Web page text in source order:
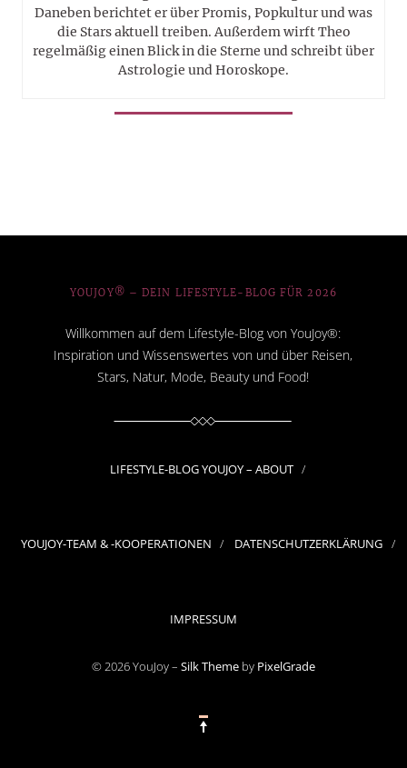
Daneben berichtet er über Promis, Popkultur und was
die Stars aktuell treiben. Außerdem wirft Theo
regelmäßig einen Blick in die Sterne und schreibt über
Astrologie und Horoskope.
YOUJOY® – DEIN LIFESTYLE-BLOG FÜR 2026
Willkommen auf dem Lifestyle-Blog von YouJoy®:
Inspiration und Wissenswertes von und über Reisen,
Stars, Natur, Mode, Beauty und Food!
LIFESTYLE-BLOG YOUJOY – ABOUT
YOUJOY-TEAM & -KOOPERATIONEN DATENSCHUTZERKLÄRUNG
IMPRESSUM
© 2026 YouJoy – Silk Theme by PixelGrade